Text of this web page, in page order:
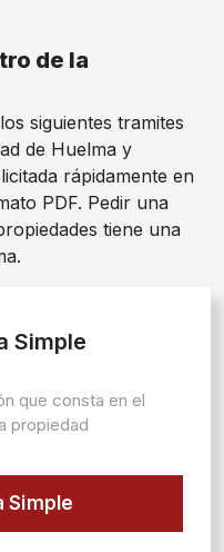
de la
siguientes tramites
de Huelma y
rápidamente en
PDF. Pedir una
tiene una
Simple
que consta en el
propiedad
Simple